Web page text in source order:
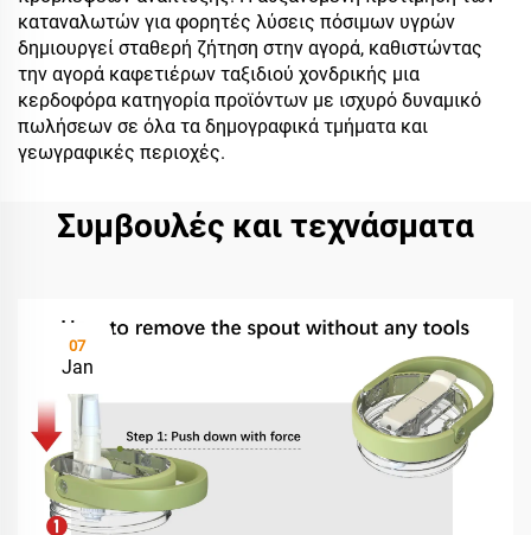
καταναλωτών για φορητές λύσεις πόσιμων υγρών
δημιουργεί σταθερή ζήτηση στην αγορά, καθιστώντας
την αγορά καφετιέρων ταξιδιού χονδρικής μια
κερδοφόρα κατηγορία προϊόντων με ισχυρό δυναμικό
πωλήσεων σε όλα τα δημογραφικά τμήματα και
γεωγραφικές περιοχές.
Συμβουλές και τεχνάσματα
07
Jan